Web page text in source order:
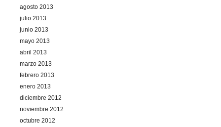
agosto 2013
julio 2013
junio 2013
mayo 2013
abril 2013
marzo 2013
febrero 2013
enero 2013
diciembre 2012
noviembre 2012
octubre 2012